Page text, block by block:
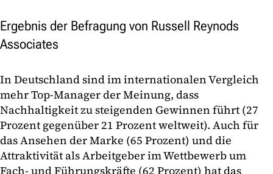
Ergebnis der Befragung von Russell Reynods
Associates
In Deutschland sind im internationalen Vergleich
mehr Top-Manager der Meinung, dass
Nachhaltigkeit zu steigenden Gewinnen führt (27
Prozent gegenüber 21 Prozent weltweit). Auch für
das Ansehen der Marke (65 Prozent) und die
Attraktivität als Arbeitgeber im Wettbewerb um
Fach- und Führungskräfte (62 Prozent) hat das